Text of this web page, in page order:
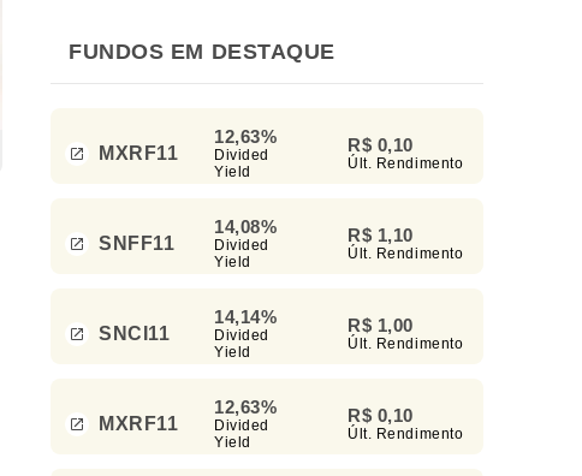
FUNDOS EM DESTAQUE
MXRF11
12,63%
Divided
Yield
R$ 0,10
Últ. Rendimento
SNFF11
14,08%
Divided
Yield
R$ 1,10
Últ. Rendimento
SNCI11
14,14%
Divided
Yield
R$ 1,00
Últ. Rendimento
MXRF11
12,63%
Divided
Yield
R$ 0,10
Últ. Rendimento